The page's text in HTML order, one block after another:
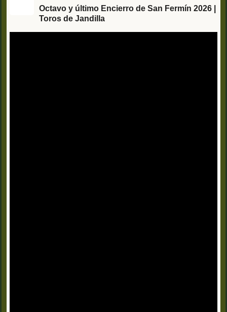
Octavo y último Encierro de San Fermín 2026 |
Toros de Jandilla